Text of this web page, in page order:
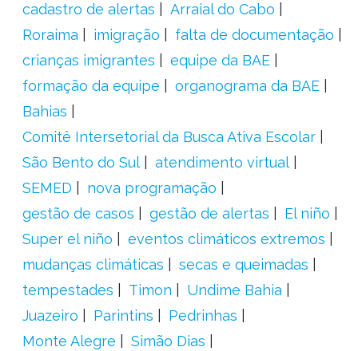
cadastro de alertas
Arraial do Cabo
Roraima
imigração
falta de documentação
crianças imigrantes
equipe da BAE
formação da equipe
organograma da BAE
Bahias
Comitê Intersetorial da Busca Ativa Escolar
São Bento do Sul
atendimento virtual
SEMED
nova programação
gestão de casos
gestão de alertas
El niño
Super el niño
eventos climáticos extremos
mudanças climáticas
secas e queimadas
tempestades
Timon
Undime Bahia
Juazeiro
Parintins
Pedrinhas
Monte Alegre
Simão Dias